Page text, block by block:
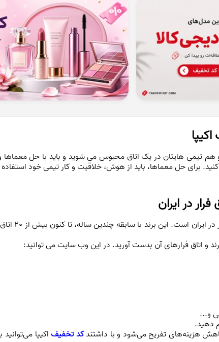
و هم تیمی هایتان در یک اتاق محبوس می شوید و باید با حل
برای حل معماها، باید از هوش، خلاقیت و کار تیمی خود استفاده
در ایران
اکیپا یکی
و اتاق فرارهای آن بدست آورید. در این وب سایت می توانید:
و...
دهید.
هزینه‌های تفریح می‌شود و با داشتندکد تخفیف اکیپا